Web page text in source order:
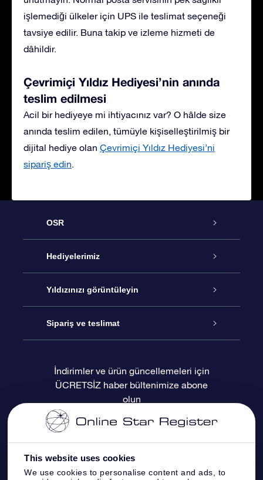
This website uses cookies
We use cookies to personalise content and ads, to
işlemediği ülkeler için UPS ile teslimat seçeneği
tavsiye edilir. Buna takip ve izleme hizmeti de
dâhildir.
Çevrimiçi Yıldız Hediyesi’nin anında
teslim edilmesi
Acil bir hediyeye mi ihtiyacınız var? O hâlde size
anında teslim edilen, tümüyle kişiselleştirilmiş bir
dijital hediye olan Çevrimiçi Yıldız Hediyesi’ni
sipariş edin.
OSR
Hizmet
İletişim
Blogu
Değerlendirmeler
Hediyelerimiz
Çevrimiçi Yıldız Hediyesi
OSR Hediye Paketi
OSR Hediye Kartı
Kurumsal hediyeler
Yıldızınızı görüntüleyin
Star Register
Kişiselleştirilmiş Yıldız Sayfası
Bir Milyon Yıldız
OSR Starsaver
Sipariş ve teslimat
Ödeme bilgileri
Sevkiyat bilgileri
İade Politikası
İndirimler ve ürün güncellemeleri için
ÜCRETSİZ haber bültenimize abone
olun